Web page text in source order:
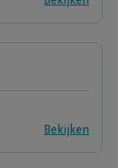
Bekijken